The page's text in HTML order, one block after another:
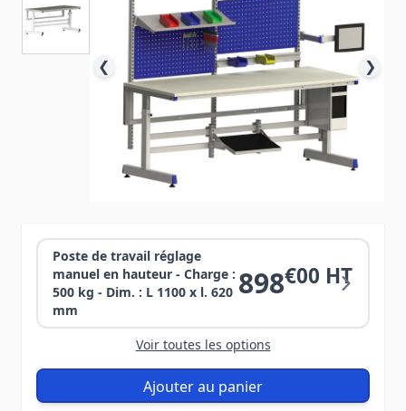
Poste de travail réglage
manuel en hauteur - Charge :
500 kg - Dim. : L 1100 x l. 620
mm
898€00 HT
Voir toutes les options
Ajouter au panier
❮ ❯